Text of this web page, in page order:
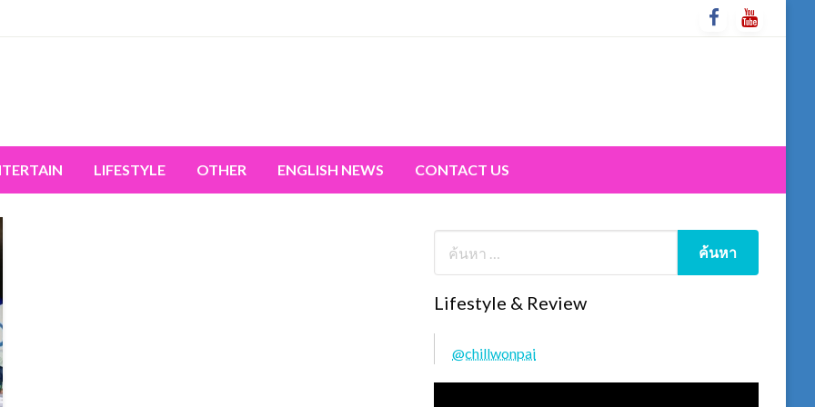
LIFESTYLE OTHER ENGLISH NEWS CONTACT US
Lifestyle & Review
@chillwonpai